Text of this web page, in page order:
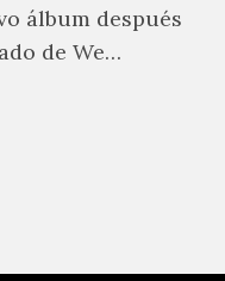
álbum después
de We…